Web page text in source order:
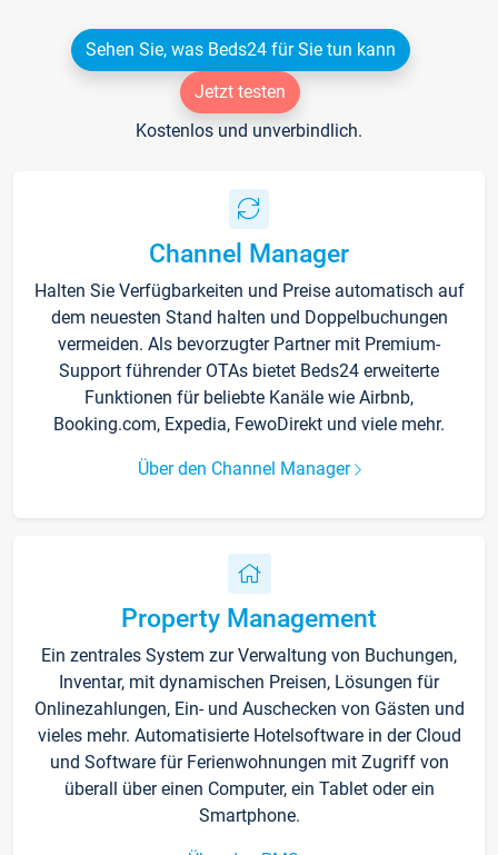
Sehen Sie, was Beds24 für Sie tun kann
Jetzt testen
Kostenlos und unverbindlich.
Channel Manager
Halten Sie Verfügbarkeiten und Preise automatisch auf
dem neuesten Stand halten und Doppelbuchungen
vermeiden. Als bevorzugter Partner mit Premium-
Support führender OTAs bietet Beds24 erweiterte
Funktionen für beliebte Kanäle wie Airbnb,
Booking.com, Expedia, FewoDirekt und viele mehr.
Über den Channel Manager
Property Management
Ein zentrales System zur Verwaltung von Buchungen,
Inventar, mit dynamischen Preisen, Lösungen für
Onlinezahlungen, Ein- und Auschecken von Gästen und
vieles mehr. Automatisierte Hotelsoftware in der Cloud
und Software für Ferienwohnungen mit Zugriff von
überall über einen Computer, ein Tablet oder ein
Smartphone.